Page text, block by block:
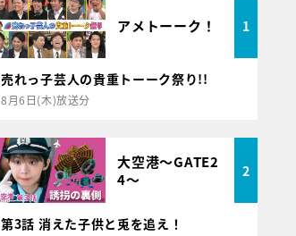
アメトーーク！ 1
売れっ子芸人の貴重トーーク祭り!!
8月6日(木)放送分
大空港～GATE2
4～
2
第3話 消えた子供と兎を追え！